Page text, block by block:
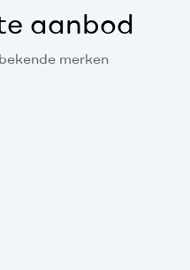
aanbod
merken